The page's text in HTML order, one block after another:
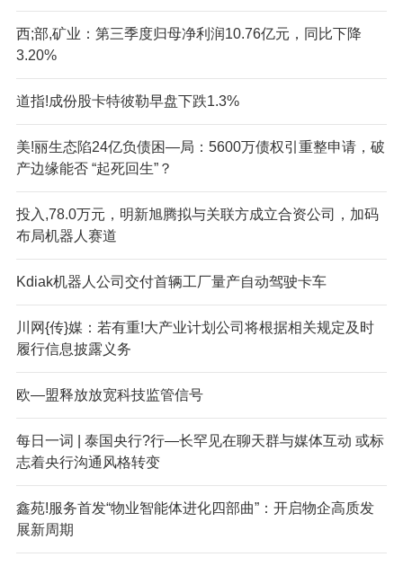
西;部,矿业：第三季度归母净利润10.76亿元，同比下降
3.20%
道指!成份股卡特彼勒早盘下跌1.3%
美!丽生态陷24亿负债困—局：5600万债权引重整申请，破
产边缘能否 “起死回生”？
投入,78.0万元，明新旭腾拟与关联方成立合资公司，加码
布局机器人赛道
Kdiak机器人公司交付首辆工厂量产自动驾驶卡车
川网{传}媒：若有重!大产业计划公司将根据相关规定及时
履行信息披露义务
欧—盟释放放宽科技监管信号
每日一词 | 泰国央行?行—长罕见在聊天群与媒体互动 或标
志着央行沟通风格转变
鑫苑!服务首发“物业智能体进化四部曲”：开启物企高质发
展新周期